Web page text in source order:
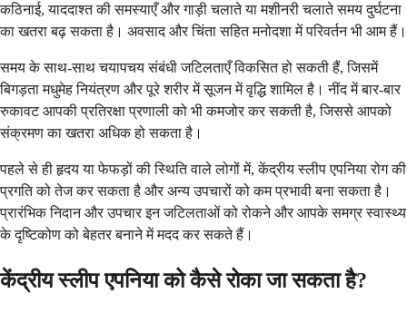
कठिनाई, याददाश्त की समस्याएँ और गाड़ी चलाते या मशीनरी चलाते समय दुर्घटना
का खतरा बढ़ सकता है। अवसाद और चिंता सहित मनोदशा में परिवर्तन भी आम हैं।
समय के साथ-साथ चयापचय संबंधी जटिलताएँ विकसित हो सकती हैं, जिसमें
बिगड़ता मधुमेह नियंत्रण और पूरे शरीर में सूजन में वृद्धि शामिल है। नींद में बार-बार
रुकावट आपकी प्रतिरक्षा प्रणाली को भी कमजोर कर सकती है, जिससे आपको
संक्रमण का खतरा अधिक हो सकता है।
पहले से ही हृदय या फेफड़ों की स्थिति वाले लोगों में, केंद्रीय स्लीप एपनिया रोग की
प्रगति को तेज कर सकता है और अन्य उपचारों को कम प्रभावी बना सकता है।
प्रारंभिक निदान और उपचार इन जटिलताओं को रोकने और आपके समग्र स्वास्थ्य
के दृष्टिकोण को बेहतर बनाने में मदद कर सकते हैं।
केंद्रीय स्लीप एपनिया को कैसे रोका जा सकता है?